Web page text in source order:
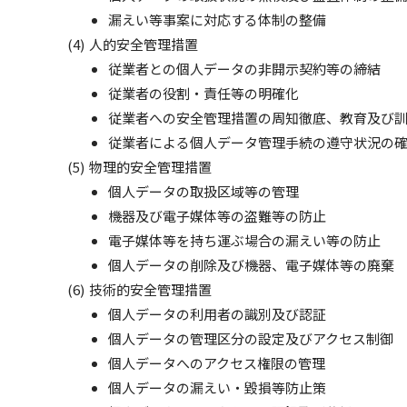
漏えい等事案に対応する体制の整備
人的安全管理措置
従業者との個人データの非開示契約等の締結
従業者の役割・責任等の明確化
従業者への安全管理措置の周知徹底、教育及び
従業者による個人データ管理手続の遵守状況の
物理的安全管理措置
個人データの取扱区域等の管理
機器及び電子媒体等の盗難等の防止
電子媒体等を持ち運ぶ場合の漏えい等の防止
個人データの削除及び機器、電子媒体等の廃棄
技術的安全管理措置
個人データの利用者の識別及び認証
個人データの管理区分の設定及びアクセス制御
個人データへのアクセス権限の管理
個人データの漏えい・毀損等防止策